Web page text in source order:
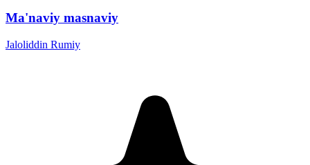
Ma'naviy masnaviy
Jaloliddin Rumiy